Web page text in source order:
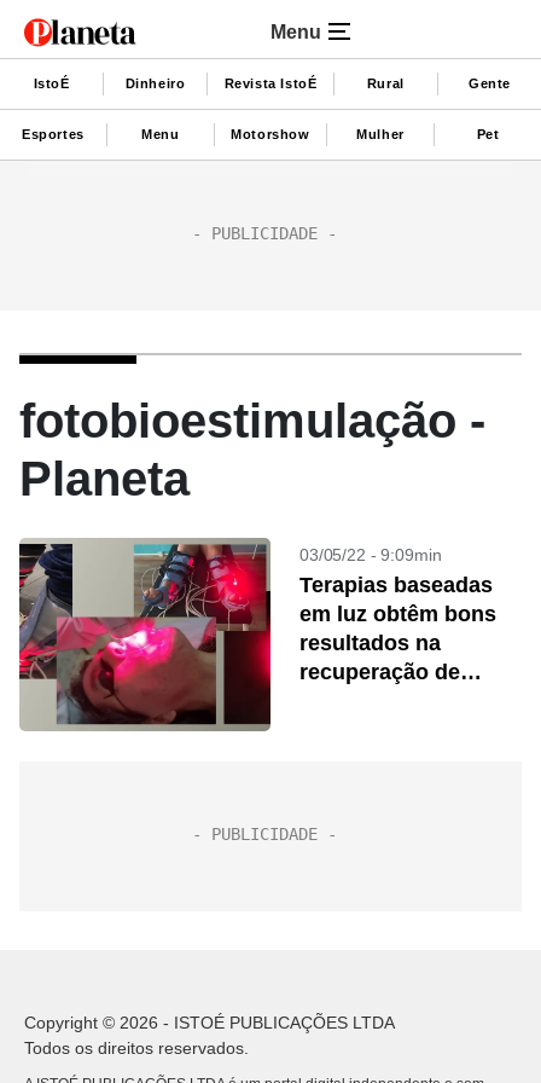
Menu
IstoÉ Dinheiro Revista IstoÉ Rural Gente
Esportes Menu Motorshow Mulher Pet
fotobioestimulação -
Planeta
03/05/22 - 9:09min
Terapias baseadas
em luz obtêm bons
resultados na
recuperação de
Copyright © 2026 - ISTOÉ PUBLICAÇÕES LTDA
Todos os direitos reservados.